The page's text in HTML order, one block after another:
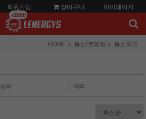
회원가입
+2000
장바구니 마이페이지
HOME 등산/트레킹 등산의류
상의 하의